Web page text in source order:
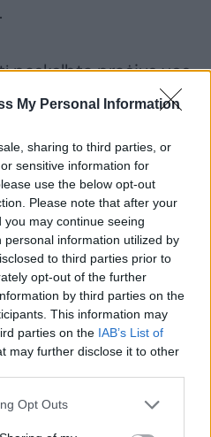
My Personal Information
sharing to third parties, or
sensitive information for
use the below opt-out
Please note that after your
may continue seeing
information utilized by
to third parties prior to
opt-out of the further
by third parties on the
This information may
parties on the IAB’s List of
may further disclose it to other
Opt Outs
paskelbta praėjus vos
Šventojo Petro
Velykų“, o
„Urbi et Orbi“
ragino siekti minties
šiemet sunkiai ir ilgai
Iš ligoninės jis buvo
38 dienas trukusio